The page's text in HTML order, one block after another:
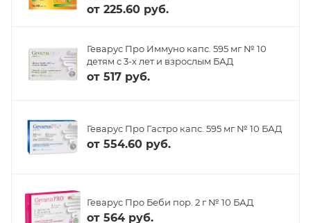
от 225.60 руб.
Геварус Про Иммуно капс. 595 мг № 10
детям с 3-х лет и взрослым БАД
от 517 руб.
Геварус Про Гастро капс. 595 мг № 10 БАД
от 554.60 руб.
Геварус Про Беби пор. 2 г № 10 БАД
от 564 руб.